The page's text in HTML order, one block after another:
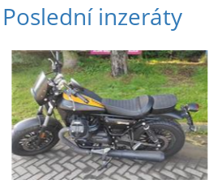
Poslední inzeráty